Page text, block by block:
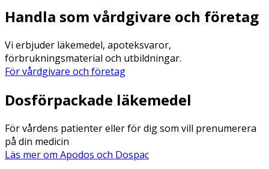
Handla som vårdgivare och företag
Vi erbjuder läkemedel, apoteksvaror,
förbrukningsmaterial och utbildningar.
För vårdgivare och företag
Dosförpackade läkemedel
För vårdens patienter eller för dig som vill prenumerera
på din medicin
Läs mer om Apodos och Dospac